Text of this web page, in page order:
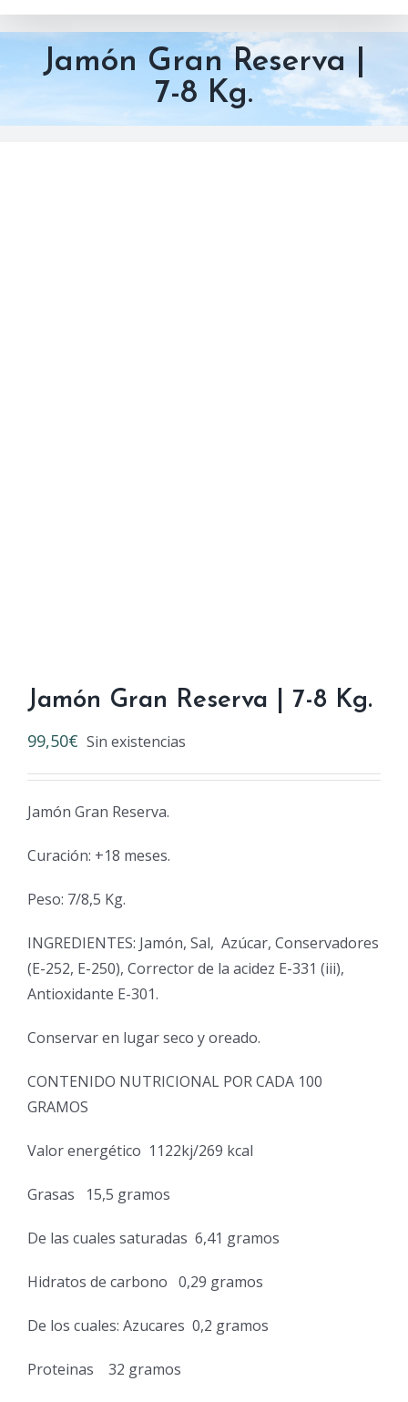
Jamón Gran Reserva |
7-8 Kg.
Jamón Gran Reserva | 7-8 Kg.
99,50€ Sin existencias
Jamón Gran Reserva.
Curación: +18 meses.
Peso: 7/8,5 Kg.
INGREDIENTES: Jamón, Sal, Azúcar, Conservadores
(E-252, E-250), Corrector de la acidez E-331 (iii),
Antioxidante E-301.
Conservar en lugar seco y oreado.
CONTENIDO NUTRICIONAL POR CADA 100
GRAMOS
Valor energético 1122kj/269 kcal
Grasas 15,5 gramos
De las cuales saturadas 6,41 gramos
Hidratos de carbono 0,29 gramos
De los cuales: Azucares 0,2 gramos
Proteinas 32 gramos